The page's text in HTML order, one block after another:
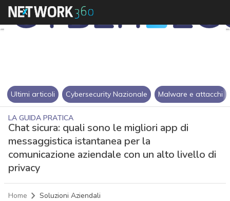
Ultimi articoli Cybersecurity Nazionale Malware e attacchi
LA GUIDA PRATICA
Chat sicura: quali sono le migliori app di
messaggistica istantanea per la
comunicazione aziendale con un alto livello di
privacy
Home Soluzioni Aziendali